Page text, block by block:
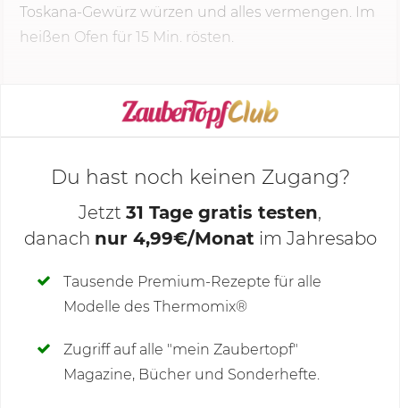
Toskana-Gewürz würzen und alles vermengen. Im
heißen Ofen für 15 Min. rösten.
KOCHMODUS STARTEN
Deine Notizen
Du hast noch keinen Zugang?
Jetzt 31 Tage gratis testen,
danach nur 4,99€/Monat im Jahresabo
Tausende Premium-Rezepte für alle
Modelle des Thermomix®
Zugriff auf alle "mein Zaubertopf"
Magazine, Bücher und Sonderhefte.